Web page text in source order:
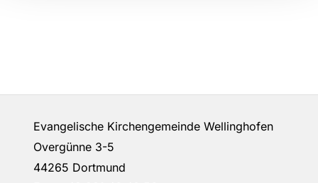
Evangelische Kirchengemeinde Wellinghofen
Overgünne 3-5
44265 Dortmund